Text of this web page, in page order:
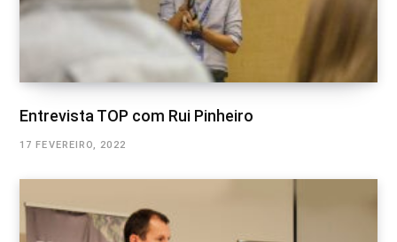
Entrevista TOP com Rui Pinheiro
17 FEVEREIRO, 2022